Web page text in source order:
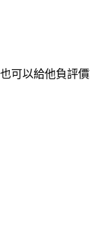
可以給他負評